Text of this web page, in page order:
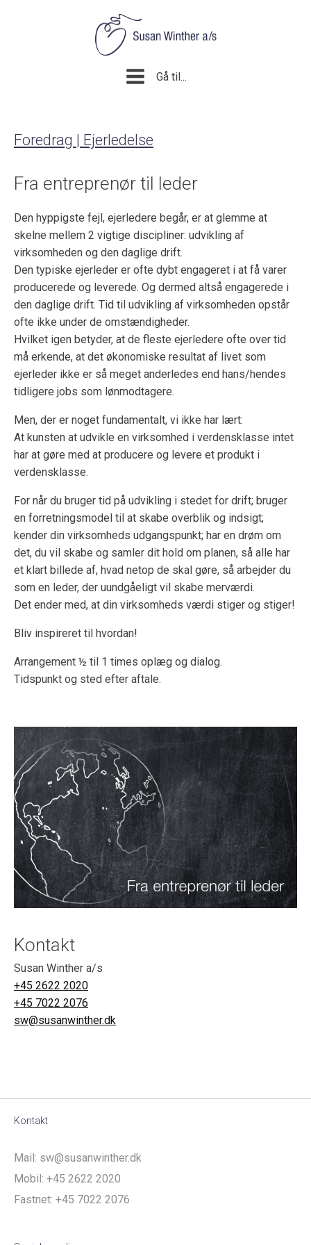
Gå til...
Foredrag | Ejerledelse
Fra entreprenør til leder
Den hyppigste fejl, ejerledere begår, er at glemme at
skelne mellem 2 vigtige discipliner: udvikling af
virksomheden og den daglige drift.
Den typiske ejerleder er ofte dybt engageret i at få varer
producerede og leverede. Og dermed altså engagerede i
den daglige drift. Tid til udvikling af virksomheden opstår
ofte ikke under de omstændigheder.
Hvilket igen betyder, at de fleste ejerledere ofte over tid
må erkende, at det økonomiske resultat af livet som
ejerleder ikke er så meget anderledes end hans/hendes
tidligere jobs som lønmodtagere.
Men, der er noget fundamentalt, vi ikke har lært:
At kunsten at udvikle en virksomhed i verdensklasse intet
har at gøre med at producere og levere et produkt i
verdensklasse.
For når du bruger tid på udvikling i stedet for drift; bruger
en forretningsmodel til at skabe overblik og indsigt;
kender din virksomheds udgangspunkt; har en drøm om
det, du vil skabe og samler dit hold om planen, så alle har
et klart billede af, hvad netop de skal gøre, så arbejder du
som en leder, der uundgåeligt vil skabe merværdi.
Det ender med, at din virksomheds værdi stiger og stiger!
Bliv inspireret til hvordan!
Arrangement ½ til 1 times oplæg og dialog.
Tidspunkt og sted efter aftale.
Kontakt
Susan Winther a/s
+45 2622 2020
+45 7022 2076
sw@susanwinther.dk
Kontakt
Mail: sw@susanwinther.dk
Mobil: +45 2622 2020
Fastnet: +45 7022 2076